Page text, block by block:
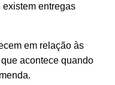
existem entregas
em relação às
acontece quando